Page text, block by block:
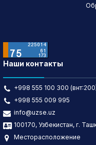
Наши контакты
+998 555 100 300
+998 555 009 995
info@uzse.uz
100170, Узбекистан, г.
Месторасположение